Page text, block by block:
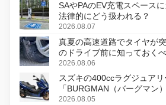
SAやPAのEV充電スペース
法律的にどう扱われる？
2026.08.07
真夏の高速道路でタイヤが
のドライブ前に知っておく
2026.08.06
スズキの400ccラグジュア
「BURGMAN（バーグマン
変更し、8月18日に発売
2026.08.05